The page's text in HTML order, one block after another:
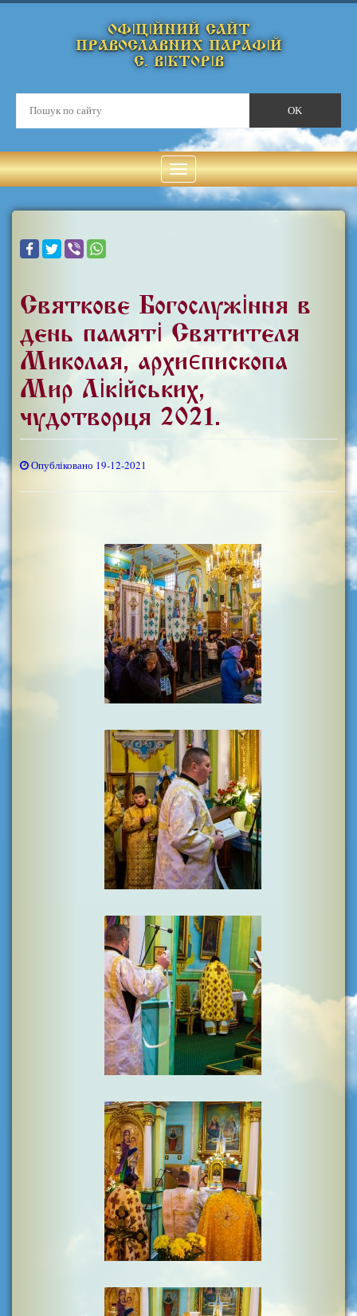
ОФІЦІЙНИЙ САЙТ
ПРАВОСЛАВНИХ ПАРАФІЙ
С. ВІКТОРІВ
Святкове Богослужіння в
день пам'яті Святителя
Миколая, архиєпископа
Мир Лікійських,
чудотворця 2021.
Опубліковано 19-12-2021